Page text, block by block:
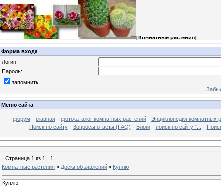
[Комнатные растения]
Форма входа
Логин:
Пароль:
запомнить
Меню сайта
форум главная фотокаталог комнатных растений
Энциклопедия комнатных
Поиск по сайту
Вопросы ответы (FAQ) Блоги поиск по сайту "...
Страница 1 из 1
1
Комнатные растения » Доска объявлений » Куплю
Куплю